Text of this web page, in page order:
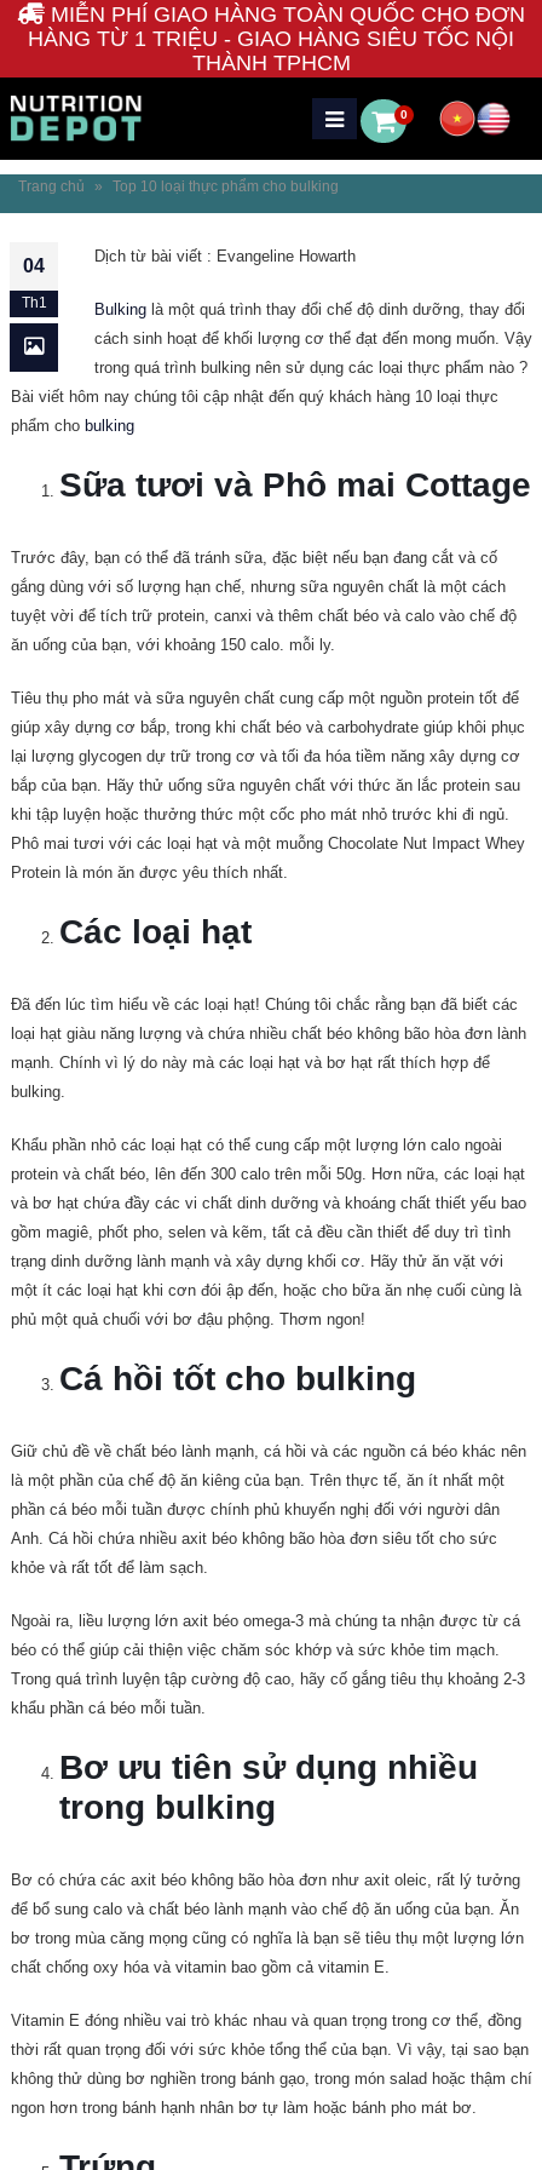
MIỄN PHÍ GIAO HÀNG TOÀN QUỐC CHO ĐƠN
HÀNG TỪ 1 TRIỆU - GIAO HÀNG SIÊU TỐC NỘI
THÀNH TPHCM
0
Trang chủ » Top 10 loại thực phẩm cho bulking
04
Th1
Dịch từ bài viết : Evangeline Howarth
Bulking là một quá trình thay đổi chế độ dinh dưỡng, thay đổi
cách sinh hoạt để khối lượng cơ thể đạt đến mong muốn. Vậy
trong quá trình bulking nên sử dụng các loại thực phẩm nào ?
Bài viết hôm nay chúng tôi cập nhật đến quý khách hàng 10 loại thực
phẩm cho bulking
Sữa tươi và Phô mai Cottage
Trước đây, bạn có thể đã tránh sữa, đặc biệt nếu bạn đang cắt và cố
gắng dùng với số lượng hạn chế, nhưng sữa nguyên chất là một cách
tuyệt vời để tích trữ protein, canxi và thêm chất béo và calo vào chế độ
ăn uống của bạn, với khoảng 150 calo. mỗi ly.
Tiêu thụ pho mát và sữa nguyên chất cung cấp một nguồn protein tốt để
giúp xây dựng cơ bắp, trong khi chất béo và carbohydrate giúp khôi phục
lại lượng glycogen dự trữ trong cơ và tối đa hóa tiềm năng xây dựng cơ
bắp của bạn. Hãy thử uống sữa nguyên chất với thức ăn lắc protein sau
khi tập luyện hoặc thưởng thức một cốc pho mát nhỏ trước khi đi ngủ.
Phô mai tươi với các loại hạt và một muỗng Chocolate Nut Impact Whey
Protein là món ăn được yêu thích nhất.
Các loại hạt
Đã đến lúc tìm hiểu về các loại hạt! Chúng tôi chắc rằng bạn đã biết các
loại hạt giàu năng lượng và chứa nhiều chất béo không bão hòa đơn lành
mạnh. Chính vì lý do này mà các loại hạt và bơ hạt rất thích hợp để
bulking.
Khẩu phần nhỏ các loại hạt có thể cung cấp một lượng lớn calo ngoài
protein và chất béo, lên đến 300 calo trên mỗi 50g. Hơn nữa, các loại hạt
và bơ hạt chứa đầy các vi chất dinh dưỡng và khoáng chất thiết yếu bao
gồm magiê, phốt pho, selen và kẽm, tất cả đều cần thiết để duy trì tình
trạng dinh dưỡng lành mạnh và xây dựng khối cơ. Hãy thử ăn vặt với
một ít các loại hạt khi cơn đói ập đến, hoặc cho bữa ăn nhẹ cuối cùng là
phủ một quả chuối với bơ đậu phộng. Thơm ngon!
Cá hồi tốt cho bulking
Giữ chủ đề về chất béo lành mạnh, cá hồi và các nguồn cá béo khác nên
là một phần của chế độ ăn kiêng của bạn. Trên thực tế, ăn ít nhất một
phần cá béo mỗi tuần được chính phủ khuyến nghị đối với người dân
Anh. Cá hồi chứa nhiều axit béo không bão hòa đơn siêu tốt cho sức
khỏe và rất tốt để làm sạch.
Ngoài ra, liều lượng lớn axit béo omega-3 mà chúng ta nhận được từ cá
béo có thể giúp cải thiện việc chăm sóc khớp và sức khỏe tim mạch.
Trong quá trình luyện tập cường độ cao, hãy cố gắng tiêu thụ khoảng 2-3
khẩu phần cá béo mỗi tuần.
Bơ ưu tiên sử dụng nhiều
trong bulking
Bơ có chứa các axit béo không bão hòa đơn như axit oleic, rất lý tưởng
để bổ sung calo và chất béo lành mạnh vào chế độ ăn uống của bạn. Ăn
bơ trong mùa căng mọng cũng có nghĩa là bạn sẽ tiêu thụ một lượng lớn
chất chống oxy hóa và vitamin bao gồm cả vitamin E.
Vitamin E đóng nhiều vai trò khác nhau và quan trọng trong cơ thể, đồng
thời rất quan trọng đối với sức khỏe tổng thể của bạn. Vì vậy, tại sao bạn
không thử dùng bơ nghiền trong bánh gạo, trong món salad hoặc thậm chí
ngon hơn trong bánh hạnh nhân bơ tự làm hoặc bánh pho mát bơ.